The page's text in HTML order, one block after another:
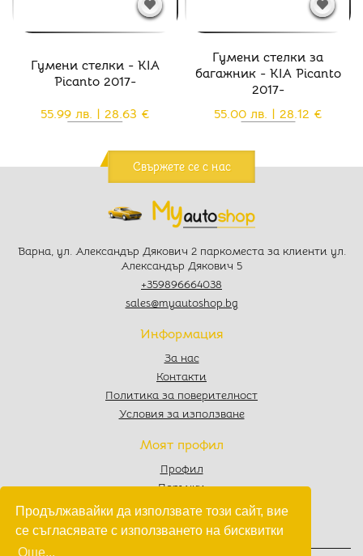
Продължавайки да използвате този сайт, вие
се съгласявате с използването на бисквитки
Още...
Гумени стелки - KIA
Picanto 2017-
55.99 лв. | 28.63 €
Гумени стелки за
багажник - KIA Picanto
2017-
55.00 лв. | 28.12 €
Свържете се с нас
Варна, ул. Александър Дякович 2 паркоместа за клиенти ул.
Александър Дякович 5
+359896664038
sales@myautoshop.bg
Информация
За нас
Контакти
Политика за поверителност
Условия за използване
Моят профил
Профил
Поръчки
Любими